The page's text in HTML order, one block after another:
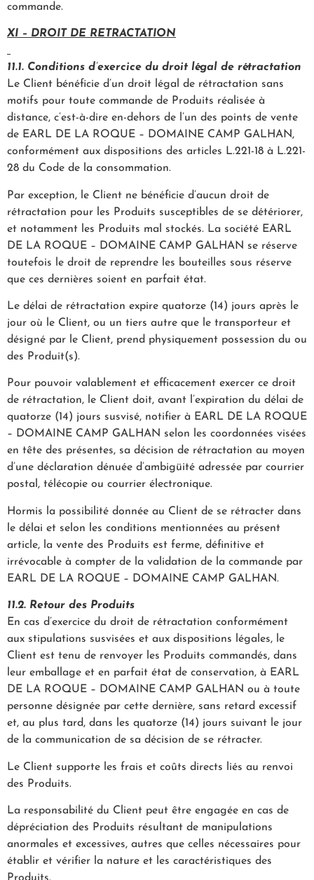
commande.
XI – DROIT DE RETRACTATION
11.1. Conditions d’exercice du droit légal de rétractation
Le Client bénéficie d’un droit légal de rétractation sans
motifs pour toute commande de Produits réalisée à
distance, c’est-à-dire en-dehors de l’un des points de vente
de EARL DE LA ROQUE – DOMAINE CAMP GALHAN,
conformément aux dispositions des articles L.221-18 à L.221-
28 du Code de la consommation.
Par exception, le Client ne bénéficie d’aucun droit de
rétractation pour les Produits susceptibles de se détériorer,
et notamment les Produits mal stockés. La société EARL
DE LA ROQUE – DOMAINE CAMP GALHAN se réserve
toutefois le droit de reprendre les bouteilles sous réserve
que ces dernières soient en parfait état.
Le délai de rétractation expire quatorze (14) jours après le
jour où le Client, ou un tiers autre que le transporteur et
désigné par le Client, prend physiquement possession du ou
des Produit(s).
Pour pouvoir valablement et efficacement exercer ce droit
de rétractation, le Client doit, avant l’expiration du délai de
quatorze (14) jours susvisé, notifier à EARL DE LA ROQUE
– DOMAINE CAMP GALHAN selon les coordonnées visées
en tête des présentes, sa décision de rétractation au moyen
d’une déclaration dénuée d’ambigüité adressée par courrier
postal, télécopie ou courrier électronique.
Hormis la possibilité donnée au Client de se rétracter dans
le délai et selon les conditions mentionnées au présent
article, la vente des Produits est ferme, définitive et
irrévocable à compter de la validation de la commande par
EARL DE LA ROQUE – DOMAINE CAMP GALHAN.
11.2. Retour des Produits
En cas d’exercice du droit de rétractation conformément
aux stipulations susvisées et aux dispositions légales, le
Client est tenu de renvoyer les Produits commandés, dans
leur emballage et en parfait état de conservation, à EARL
DE LA ROQUE – DOMAINE CAMP GALHAN ou à toute
personne désignée par cette dernière, sans retard excessif
et, au plus tard, dans les quatorze (14) jours suivant le jour
de la communication de sa décision de se rétracter.
Le Client supporte les frais et coûts directs liés au renvoi
des Produits.
La responsabilité du Client peut être engagée en cas de
dépréciation des Produits résultant de manipulations
anormales et excessives, autres que celles nécessaires pour
établir et vérifier la nature et les caractéristiques des